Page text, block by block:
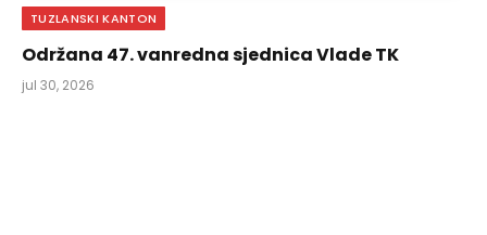
TUZLANSKI KANTON
Održana 47. vanredna sjednica Vlade TK
jul 30, 2026